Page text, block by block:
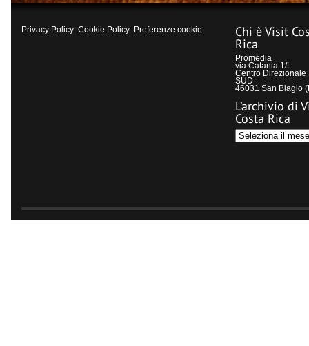
Privacy Policy Cookie Policy Preferenze cookie Chi è Visit
Rica
Promedia
via Catania 1/L
Centro Direzionale
SUD
46031 San Biagio
L’archivio di
Costa Rica
L’archivio
di